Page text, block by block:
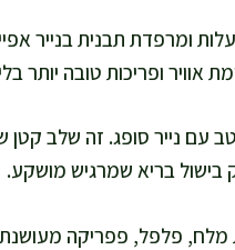
מחממת תנור ל-220 מעלות ומרפדת
אוויר ופריכות טובה יותר בלי
עם נייר סופג. זה שלב
בישול בריא שמרגיש מושקע.
פלפל, פפריקה